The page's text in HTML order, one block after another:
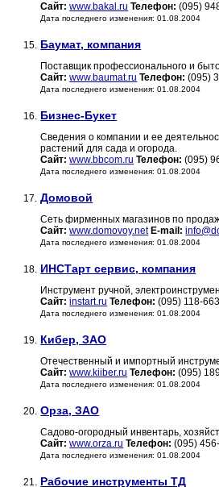
Сайт: www.bakal.ru Телефон: (095)
Дата последнего изменения: 01.08.2004
15. Баумат, компания
Поставщик профессионального и
Сайт: www.baumat.ru Телефон: (095)
Дата последнего изменения: 01.08.2004
16. Бизнес-Букет
Сведения о компании и ее
растений для сада и огорода.
Сайт: www.bbcom.ru Телефон: (095)
Дата последнего изменения: 01.08.2004
17. Домовой
Сеть фирменных магазинов по
Сайт: www.domovoy.net E-mail:
Дата последнего изменения: 01.08.2004
18. ИНСТарт сервис, компания
Инструмент ручной,
Сайт: instart.ru Телефон: (095) 118-
Дата последнего изменения: 01.08.2004
19. Кибер, ЗАО
Отечественный и импортный
Сайт: www.kiiber.ru Телефон: (095)
Дата последнего изменения: 01.08.2004
20. Орза, ЗАО
Садово-огородный инвентарь,
Сайт: www.orza.ru Телефон: (095)
Дата последнего изменения: 01.08.2004
21. Рабочие инструменты ТД